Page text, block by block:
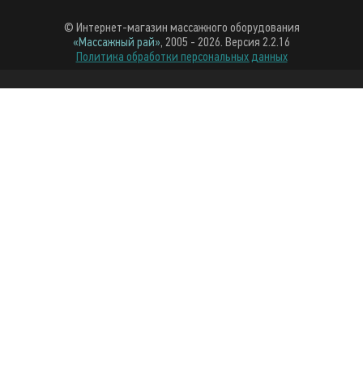
© Интернет-магазин массажного оборудования
«Массажный рай», 2005 - 2026. Версия 2.2.16
Политика обработки персональных данных